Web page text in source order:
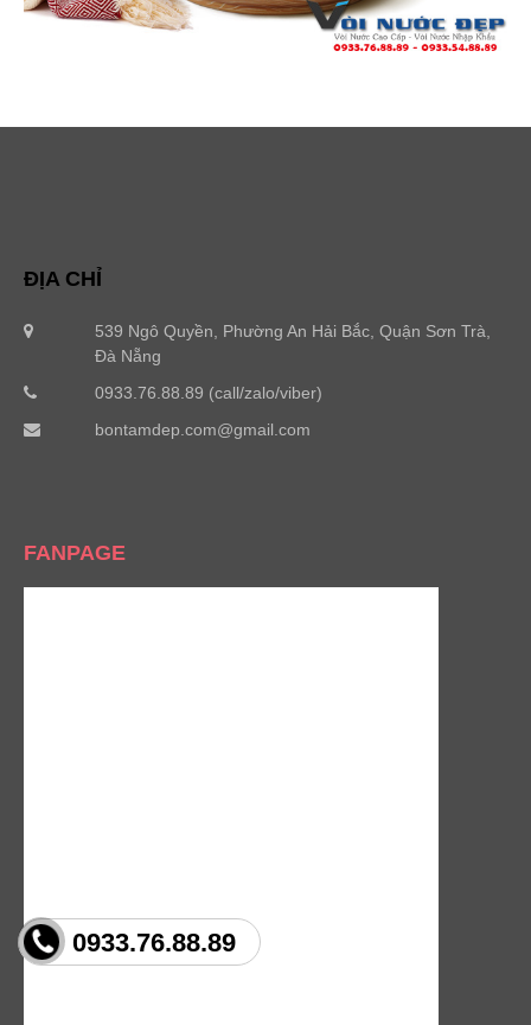
0933.76.88.89
ĐỊA CHỈ
539 Ngô Quyền, Phường An Hải Bắc, Quận Sơn Trà,
Đà Nẵng
0933.76.88.89 (call/zalo/viber)
bontamdep.com@gmail.com
FANPAGE